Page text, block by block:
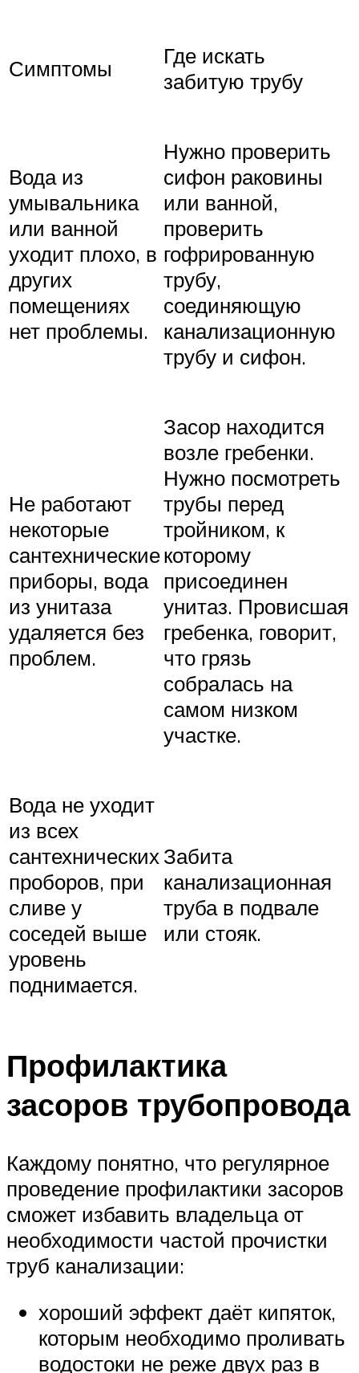
Симптомы
Где искать
забитую трубу
Вода из
умывальника
или ванной
уходит плохо, в
других
помещениях
нет проблемы.
Нужно проверить
сифон раковины
или ванной,
проверить
гофрированную
трубу,
соединяющую
канализационную
трубу и сифон.
Не работают
некоторые
сантехнические
приборы, вода
из унитаза
удаляется без
проблем.
Засор находится
возле гребенки.
Нужно посмотреть
трубы перед
тройником, к
которому
присоединен
унитаз. Провисшая
гребенка, говорит,
что грязь
собралась на
самом низком
участке.
Вода не уходит
из всех
сантехнических
проборов, при
сливе у
соседей выше
уровень
поднимается.
Забита
канализационная
труба в подвале
или стояк.
Профилактика
засоров трубопровода
Каждому понятно, что регулярное
проведение профилактики засоров
сможет избавить владельца от
необходимости частой прочистки
труб канализации:
хороший эффект даёт кипяток,
которым необходимо проливать
водостоки не реже двух раз в